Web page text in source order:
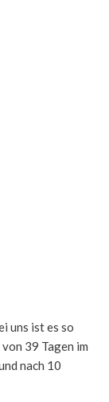
uns ist es so
39 Tagen im
nach 10